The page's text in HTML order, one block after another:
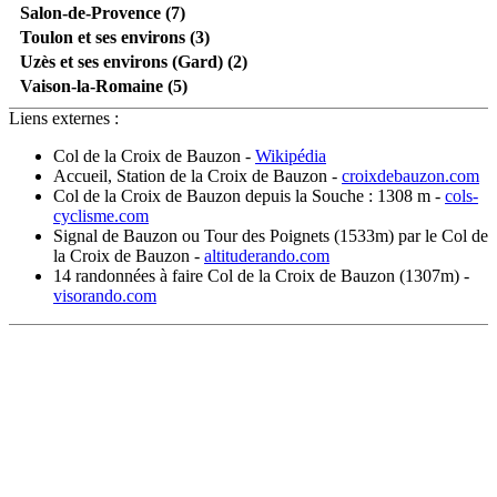
Salon-de-Provence (7)
Toulon et ses environs (3)
Uzès et ses environs (Gard) (2)
Vaison-la-Romaine (5)
Liens externes :
Col de la Croix de Bauzon - Wikipédia
Accueil, Station de la Croix de Bauzon - croixdebauzon.com
Col de la Croix de Bauzon depuis la Souche : 1308 m - cols-
cyclisme.com
Signal de Bauzon ou Tour des Poignets (1533m) par le Col de
la Croix de Bauzon - altituderando.com
14 randonnées à faire Col de la Croix de Bauzon (1307m) -
visorando.com